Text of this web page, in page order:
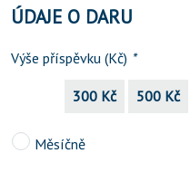
ÚDAJE O DARU
Výše příspěvku (Kč) *
300 Kč 500 Kč
Měsíčně